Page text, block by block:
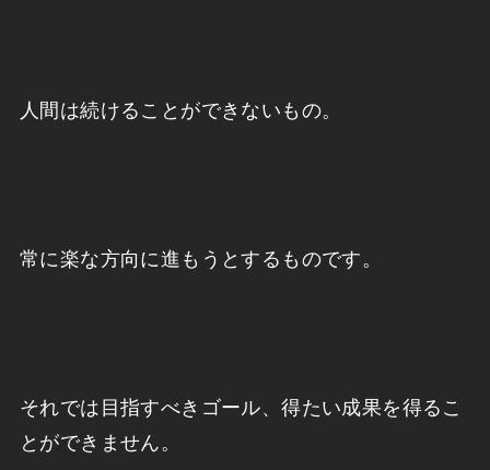
人間は続けることができないもの。
常に楽な方向に進もうとするものです。
それでは目指すべきゴール、得たい成果を得るこ
とができません。